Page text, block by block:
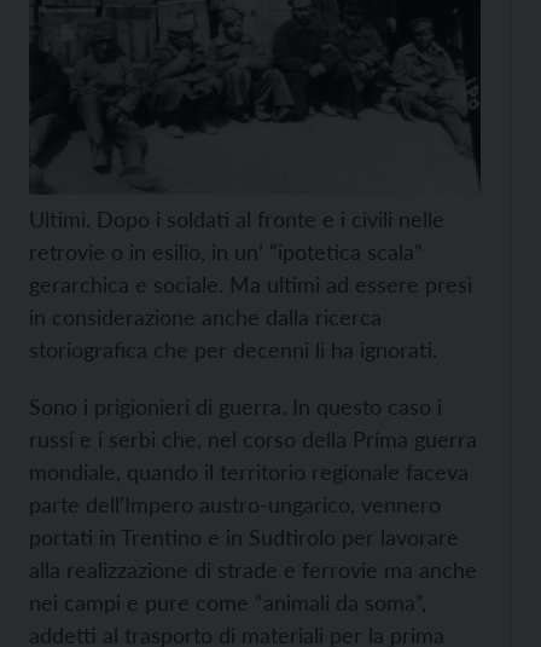
Ultimi. Dopo i soldati al fronte e i civili nelle
retrovie o in esilio, in un’ “ipotetica scala”
gerarchica e sociale. Ma ultimi ad essere presi
in considerazione anche dalla ricerca
storiografica che per decenni li ha ignorati.
Sono i prigionieri di guerra. In questo caso i
russi e i serbi che, nel corso della Prima guerra
mondiale, quando il territorio regionale faceva
parte dell’Impero austro-ungarico, vennero
portati in Trentino e in Sudtirolo per lavorare
alla realizzazione di strade e ferrovie ma anche
nei campi e pure come “animali da soma”,
addetti al trasporto di materiali per la prima